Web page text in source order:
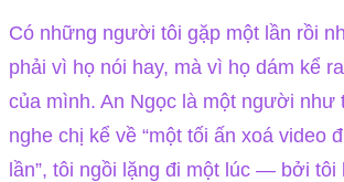
Có những người tôi gặp một lần rồi
phải vì họ nói hay, mà vì họ dám kể
của mình. An Ngọc là một người như
nghe chị kể về “một tối ấn xoá video
lần”, tôi ngồi lặng đi một lúc — bởi tôi